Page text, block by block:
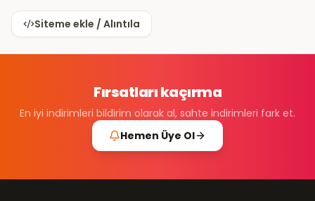
Siteme ekle / Alıntıla
Fırsatları kaçırma
En iyi indirimleri bildirim olarak al, sahte indirimleri fark et.
Hemen Üye Ol